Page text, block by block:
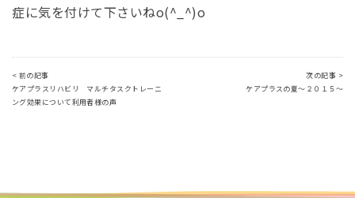
症に気を付けて下さいねo(^_^)o
< 前の記事
ケアプラスリハビリ マルチタスクトレーニ
ング効果について利用者様の声
次の記事 >
ケアプラスの夏～２０１５～